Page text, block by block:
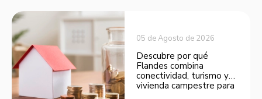
05 de Agosto de 2026
Descubre por qué
Flandes combina
conectividad, turismo y
vivienda campestre para